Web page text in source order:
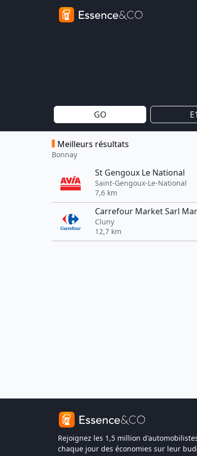
GO
Meilleurs résultats
Bonnay
St Gengoux Le National
Saint-Gengoux-Le-National
7,6 km
Carrefour Market Sarl
Cluny
12,7 km
Rejoignez les 1,5 million
chaque jour des économies sur leur